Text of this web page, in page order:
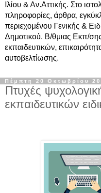
Ιλίου & Αν.Αττικής. Στο
πληροφορίες, άρθρα,
περιεχομένου Γενικής &
Δημοτικού, Β/θμιας Εκπ/
εκπαιδευτικών,
αυτοβελτίωσης.
Πέμπτη 20 Οκτωβρίου
Πτυχές
εκπαιδευτικών